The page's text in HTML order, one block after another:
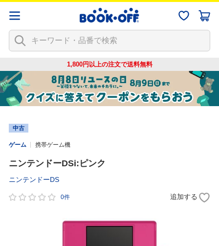
1,800円以上の注文で送料無料
中古
ゲーム 携帯ゲーム機
ニンテンドーDSi:ピンク
ニンテンドーDS
0件 追加する